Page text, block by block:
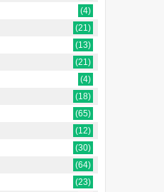
(4)
(21)
(13)
(21)
(4)
(18)
(65)
(12)
(30)
(64)
(23)